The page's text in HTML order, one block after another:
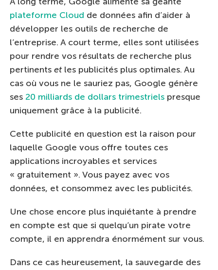
plateforme Cloud de données afin d’aider à
développer les outils de recherche de
l’entreprise. A court terme, elles sont utilisées
pour rendre vos résultats de recherche plus
pertinents etles publicités plus optimales. Au
cas où vous ne le sauriez pas, Google génère
ses 20 milliards de dollars trimestriels presque
uniquement grâce à la publicité.
Cette publicité en question est la raison pour
laquelle Google vous offre toutes ces
applications incroyables et services
« gratuitement ». Vous payez avec vos
données, et consommez avec les publicités.
Une chose encore plus inquiétante à prendre
en compte est que si quelqu’un pirate votre
compte, il en apprendra énormément sur vous.
Dans ce cas heureusement, la sauvegarde des